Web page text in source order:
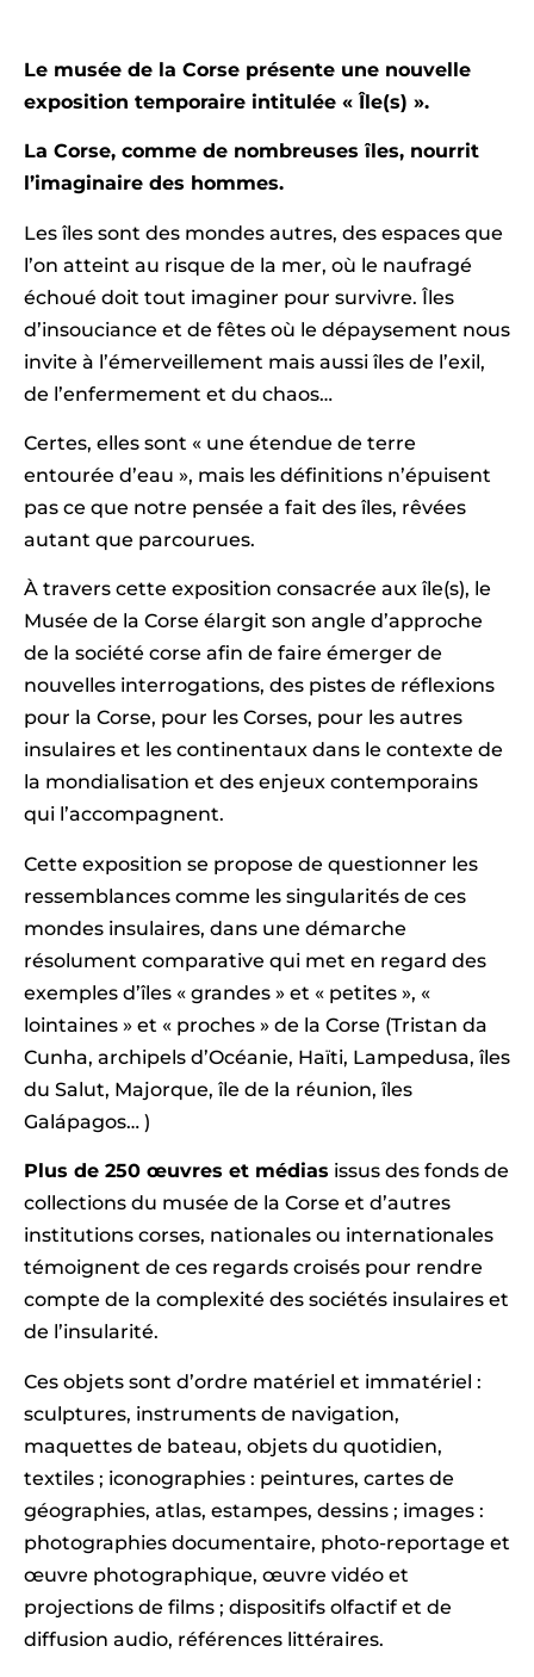
Le musée de la Corse présente une nouvelle
exposition temporaire intitulée « Île(s) ».
La Corse, comme de nombreuses îles, nourrit
l’imaginaire des hommes.
Les îles sont des mondes autres, des espaces que
l’on atteint au risque de la mer, où le naufragé
échoué doit tout imaginer pour survivre. Îles
d’insouciance et de fêtes où le dépaysement nous
invite à l’émerveillement mais aussi îles de l’exil,
de l’enfermement et du chaos…
Certes, elles sont « une étendue de terre
entourée d’eau », mais les définitions n’épuisent
pas ce que notre pensée a fait des îles, rêvées
autant que parcourues.
À travers cette exposition consacrée aux île(s), le
Musée de la Corse élargit son angle d’approche
de la société corse afin de faire émerger de
nouvelles interrogations, des pistes de réflexions
pour la Corse, pour les Corses, pour les autres
insulaires et les continentaux dans le contexte de
la mondialisation et des enjeux contemporains
qui l’accompagnent.
Cette exposition se propose de questionner les
ressemblances comme les singularités de ces
mondes insulaires, dans une démarche
résolument comparative qui met en regard des
exemples d’îles « grandes » et « petites », «
lointaines » et « proches » de la Corse (Tristan da
Cunha, archipels d’Océanie, Haïti, Lampedusa, îles
du Salut, Majorque, île de la réunion, îles
Galápagos… )
Plus de 250 œuvres et médias issus des fonds de
collections du musée de la Corse et d’autres
institutions corses, nationales ou internationales
témoignent de ces regards croisés pour rendre
compte de la complexité des sociétés insulaires et
de l’insularité.
Ces objets sont d’ordre matériel et immatériel :
sculptures, instruments de navigation,
maquettes de bateau, objets du quotidien,
textiles ; iconographies : peintures, cartes de
géographies, atlas, estampes, dessins ; images :
photographies documentaire, photo-reportage et
œuvre photographique, œuvre vidéo et
projections de films ; dispositifs olfactif et de
diffusion audio, références littéraires.